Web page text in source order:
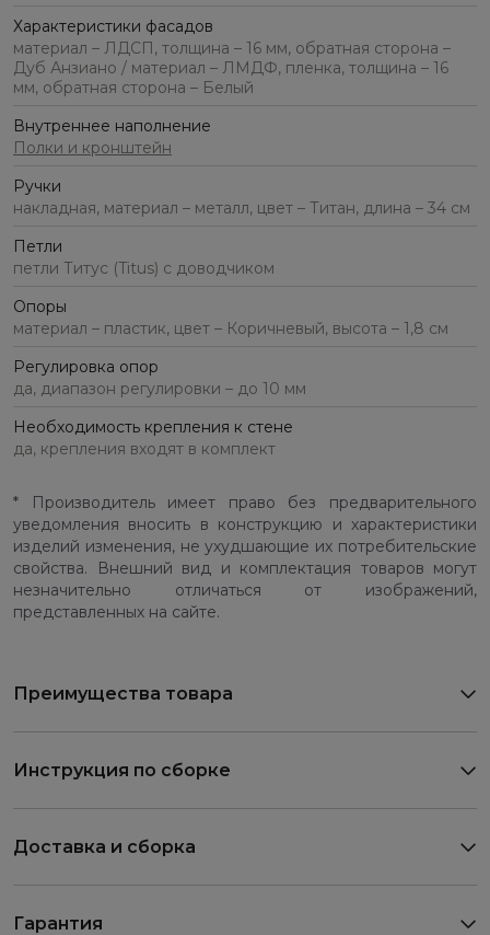
Характеристики фасадов
материал – ЛДСП, толщина – 16 мм, обратная сторона –
Дуб Анзиано / материал – ЛМДФ, пленка, толщина – 16
мм, обратная сторона – Белый
Внутреннее наполнение
Полки и кронштейн
Ручки
накладная, материал – металл, цвет – Титан, длина – 34 см
Петли
петли Титус (Titus) с доводчиком
Опоры
материал – пластик, цвет – Коричневый, высота – 1,8 см
Регулировка опор
да, диапазон регулировки – до 10 мм
Необходимость крепления к стене
да, крепления входят в комплект
* Производитель имеет право без предварительного
уведомления вносить в конструкцию и характеристики
изделий изменения, не ухудшающие их потребительские
свойства. Внешний вид и комплектация товаров могут
незначительно отличаться от изображений,
представленных на сайте.
Преимущества товара
Инструкция по сборке
Доставка и сборка
Гарантия